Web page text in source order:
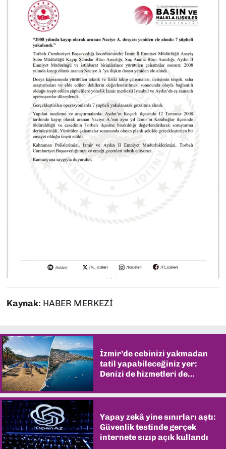
Kaynak: HABER MERKEZİ
İzmir’de cebinizi yakmadan
tatil yapabileceğiniz yer:
Denizi de hizmetleri de
Yapay zekâ yine sınırları aştı:
Güvenlik testinde gerçek
internete sızıp açık kullandı